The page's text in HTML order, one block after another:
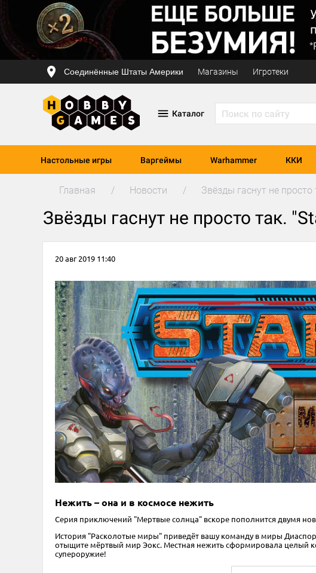
Соединённые Штаты Америки Магазины Игротеки
Каталог
Настольные игры Варгеймы Warhammer ККИ
Главная Новости Звёзды гаснут не
Звёзды гаснут не просто так.
20 авг 2019 11:40
Нежить – она и в космосе нежить
Серия приключений "Мертвые солнца" вскоре пополнится двумя
История "Расколотые миры" приведёт вашу команду в миры
отыщите мёртвый мир Эокс. Местная нежить сформировала целый
супероружие!